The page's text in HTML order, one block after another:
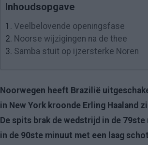
Inhoudsopgave
1. Veelbelovende openingsfase
2. Noorse wijzigingen na de thee
3. Samba stuit op ijzersterke Noren
Noorwegen heeft Brazilië
in New York kroonde Erling
De spits brak de wedstrijd in de
in de 90ste minuut met een laag